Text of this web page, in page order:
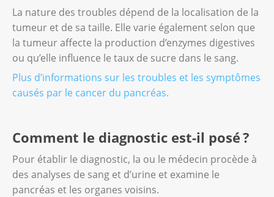
La nature des troubles dépend de la localisation de la
tumeur et de sa taille. Elle varie également selon que
la tumeur affecte la production d’enzymes digestives
ou qu’elle influence le taux de sucre dans le sang.
Plus d’informations sur les troubles et les symptômes
causés par le cancer du pancréas.
Comment le diagnostic est-il posé ?
Pour établir le diagnostic, la ou le médecin procède à
des analyses de sang et d’urine et examine le
pancréas et les organes voisins.